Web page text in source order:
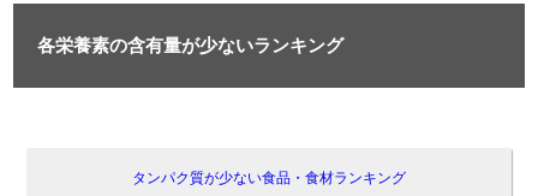
各栄養素の含有量が少ないランキング
タンパク質が少ない食品・食材ランキング